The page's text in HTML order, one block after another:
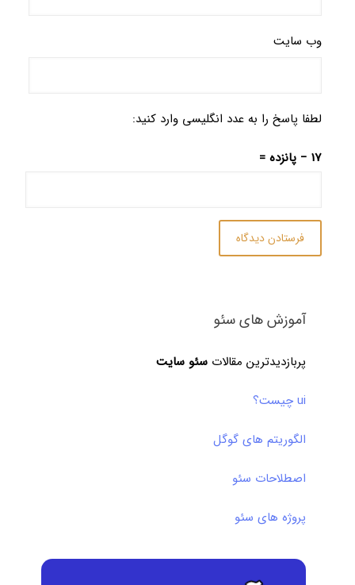
وب‌ سایت
لطفا پاسخ را به عدد انگلیسی وارد کنید:
17 − پانزده =
آموزش های سئو
پربازدیدترین مقالات سئو سایت
ui چیست؟
الگوریتم های گوگل
اصطلاحات سئو
پروژه های سئو